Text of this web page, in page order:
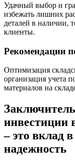
Удачный выбор и
избежать лишних
деталей в наличии,
клиенты.
Рекомендации
Оптимизация
организация учета
материалов на
инвестиции
– это вклад
надежность